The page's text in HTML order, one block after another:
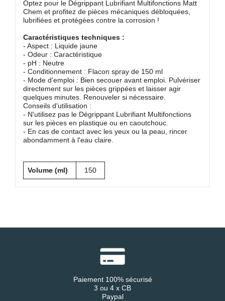
Optez pour le Dégrippant Lubrifiant Multifonctions Matt
Chem et profitez de pièces mécaniques débloquées,
lubrifiées et protégées contre la corrosion !
Caractéristiques techniques :
- Aspect : Liquide jaune
- Odeur : Caractéristique
- pH : Neutre
- Conditionnement : Flacon spray de 150 ml
- Mode d'emploi : Bien secouer avant emploi. Pulvériser
directement sur les pièces grippées et laisser agir
quelques minutes. Renouveler si nécessaire.
Conseils d'utilisation :
- N'utilisez pas le Dégrippant Lubrifiant Multifonctions
sur les pièces en plastique ou en caoutchouc.
- En cas de contact avec les yeux ou la peau, rincer
abondamment à l'eau claire.
Volume (ml) 150
Paiement 100% sécurisé
3 ou 4 x CB
Paypal